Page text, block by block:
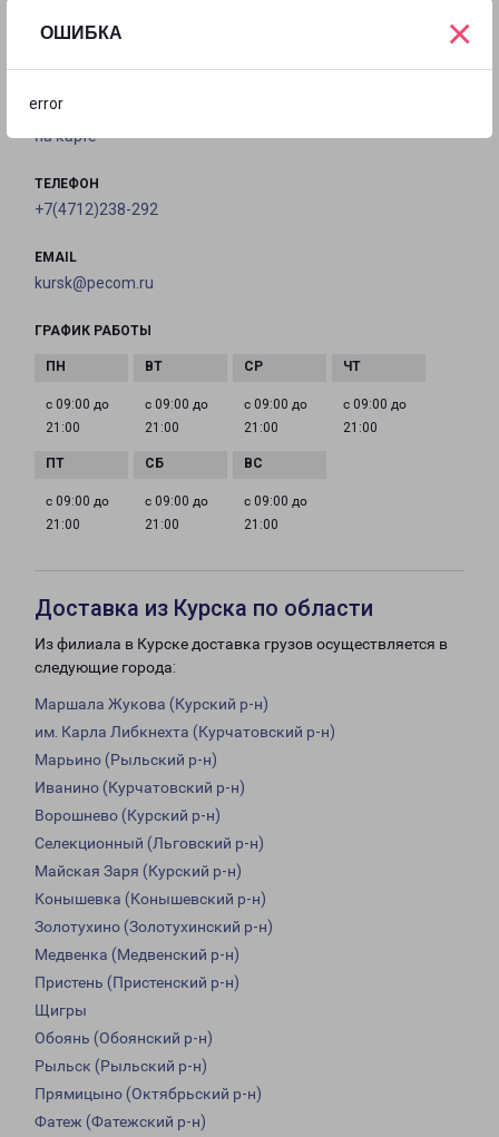
ОШИБКА
error
×
на карте
ТЕЛЕФОН
+7(4712)238-292
EMAIL
kursk@pecom.ru
ГРАФИК РАБОТЫ
с 09:00 до
21:00
с 09:00 до
21:00
с 09:00 до
21:00
с 09:00 до
21:00
с 09:00 до
21:00
с 09:00 до
21:00
с 09:00 до
21:00
Доставка из Курска по области
Из филиала в Курске доставка грузов осуществляется в
следующие города:
Маршала Жукова (Курский р-н)
им. Карла Либкнехта (Курчатовский р-н)
Марьино (Рыльский р-н)
Иванино (Курчатовский р-н)
Ворошнево (Курский р-н)
Селекционный (Льговский р-н)
Майская Заря (Курский р-н)
Конышевка (Конышевский р-н)
Золотухино (Золотухинский р-н)
Медвенка (Медвенский р-н)
Пристень (Пристенский р-н)
Щигры
Обоянь (Обоянский р-н)
Рыльск (Рыльский р-н)
Прямицыно (Октябрьский р-н)
Фатеж (Фатежский р-н)